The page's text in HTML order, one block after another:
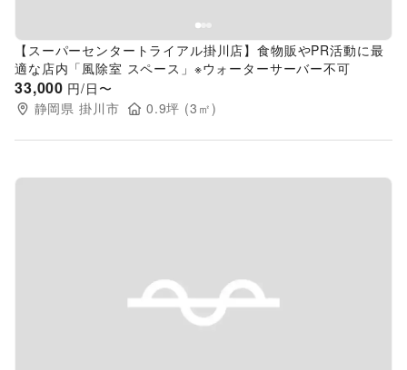
【スーパーセンタートライアル掛川店】食物販やPR活動に最
適な店内「風除室 スペース」※ウォーターサーバー不可
33,000 円/日〜
静岡県 掛川市 0.9坪 (3 ㎡)
Previous slide